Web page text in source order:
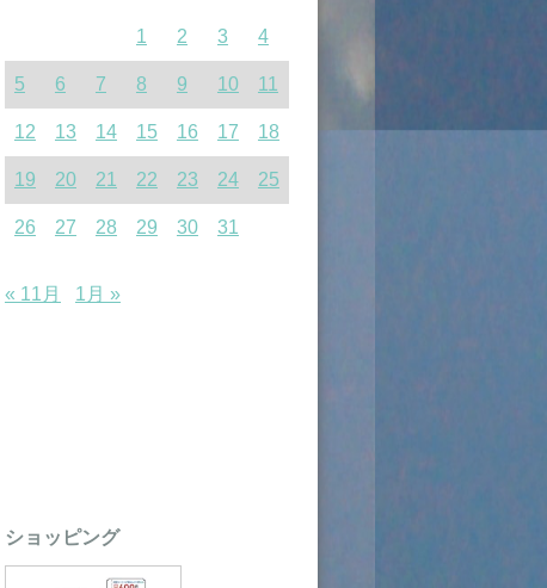
1 2 3 4
5 6 7 8 9 10 11
12 13 14 15 16 17 18
19 20 21 22 23 24 25
26 27 28 29 30 31
« 11月 1月 »
ショッピング